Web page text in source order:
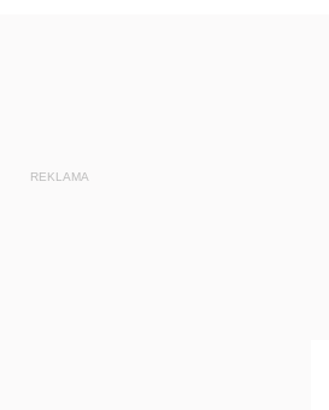
REKLAMA